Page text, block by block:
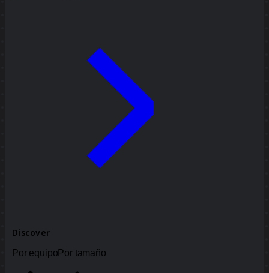
Discover
Por equipoPor tamaño